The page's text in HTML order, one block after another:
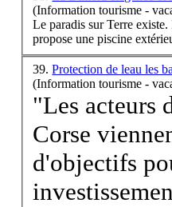
(Information tourisme -
Le paradis sur Terre
propose une piscine
39.Protection de leau les
(Information tourisme -
"Les acteurs
Corse
d'objectifs